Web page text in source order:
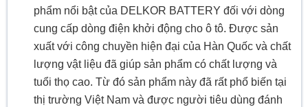
phẩm nổi bật của DELKOR BATTERY đối với dòng
cung cấp dòng điện khởi động cho ô tô. Được sản
xuất với công chuyền hiện đại của Hàn Quốc và chất
lượng vật liệu đã giúp sản phẩm có chất lượng và
tuổi thọ cao. Từ đó sản phẩm này đã rất phổ biến tại
thị trường Việt Nam và được người tiêu dùng đánh